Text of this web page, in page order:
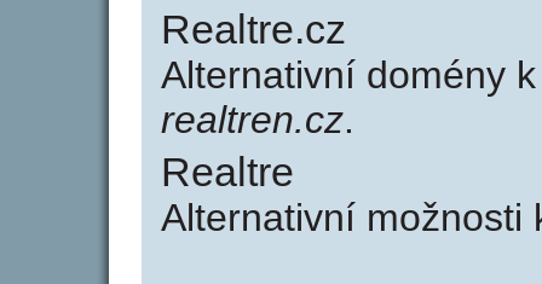
Realtre.cz
Alternativní domény
realtren.cz.
Realtre
Alternativní